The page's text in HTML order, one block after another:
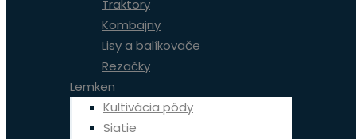
Traktory
Kombajny
Lisy a balíkovače
Rezačky
Lemken
Kultivácia pôdy
Siatie